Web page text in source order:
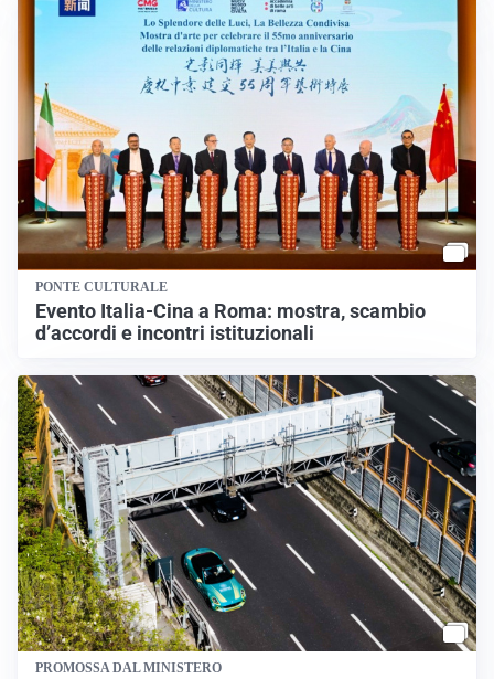
PONTE CULTURALE
Evento Italia-Cina a Roma: mostra, scambio
d’accordi e incontri istituzionali
PROMOSSA DAL MINISTERO